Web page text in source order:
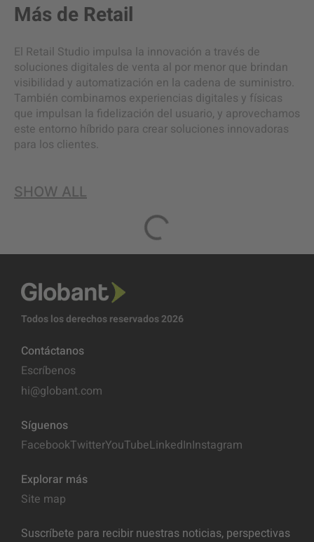
Más de Retail
El Retail Studio impulsa la innovación a través de
soluciones digitales de venta al por menor que brindan
visibilidad y automatización en la cadena de suministro.
También combinamos experiencias digitales y físicas
que impulsan la fidelización del usuario, y aprovechamos
este entorno híbrido para crear soluciones innovadoras
para los clientes.
SHOW ALL
Todos los derechos reservados 2026
Contáctanos
Escríbenos
hi@globant.com
Síguenos
FacebookTwitterYouTubeLinkedInInstagram
Explorar más
Site map
Suscríbete para recibir nuestras noticias, perspectivas